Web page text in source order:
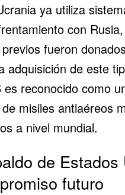
ya utiliza
con
fueron
adquisición de este
es reconocido como
misiles antiaéreos
a nivel mundial.
de Estados
futuro